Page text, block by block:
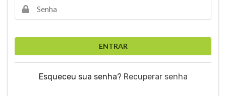
ENTRAR
Esqueceu sua senha? Recuperar senha